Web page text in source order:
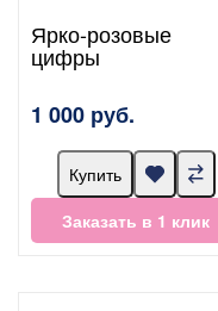
Ярко-розовые
цифры
1 000 руб.
Купить
Заказать в 1 клик